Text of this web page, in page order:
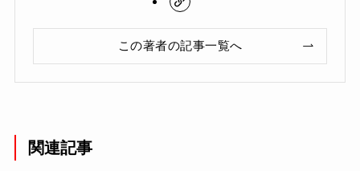
この著者の記事一覧へ
関連記事